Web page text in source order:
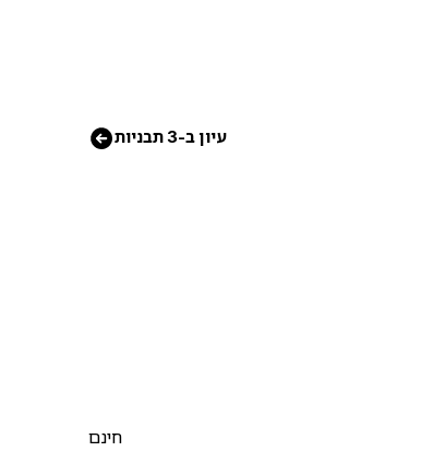
עיון ב-3 תבניות
חינם